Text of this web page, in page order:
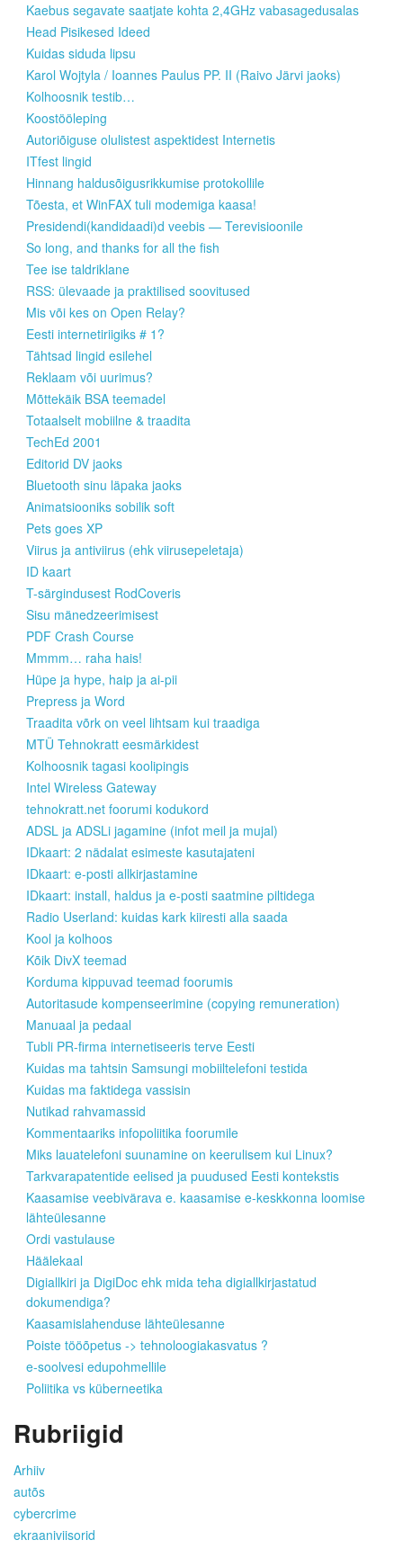
Kaebus segavate saatjate kohta 2,4GHz vabasagedusalas
Head Pisikesed Ideed
Kuidas siduda lipsu
Karol Wojtyla / Ioannes Paulus PP. II (Raivo Järvi jaoks)
Kolhoosnik testib…
Koostööleping
Autoriõiguse olulistest aspektidest Internetis
ITfest lingid
Hinnang haldusõigusrikkumise protokollile
Tõesta, et WinFAX tuli modemiga kaasa!
Presidendi(kandidaadi)d veebis — Terevisioonile
So long, and thanks for all the fish
Tee ise taldriklane
RSS: ülevaade ja praktilised soovitused
Mis või kes on Open Relay?
Eesti internetiriigiks # 1?
Tähtsad lingid esilehel
Reklaam või uurimus?
Mõttekäik BSA teemadel
Totaalselt mobiilne & traadita
TechEd 2001
Editorid DV jaoks
Bluetooth sinu läpaka jaoks
Animatsiooniks sobilik soft
Pets goes XP
Viirus ja antiviirus (ehk viirusepeletaja)
ID kaart
T-särgindusest RodCoveris
Sisu mänedzeerimisest
PDF Crash Course
Mmmm… raha hais!
Hüpe ja hype, haip ja ai-pii
Prepress ja Word
Traadita võrk on veel lihtsam kui traadiga
MTÜ Tehnokratt eesmärkidest
Kolhoosnik tagasi koolipingis
Intel Wireless Gateway
tehnokratt.net foorumi kodukord
ADSL ja ADSLi jagamine (infot meil ja mujal)
IDkaart: 2 nädalat esimeste kasutajateni
IDkaart: e-posti allkirjastamine
IDkaart: install, haldus ja e-posti saatmine piltidega
Radio Userland: kuidas kark kiiresti alla saada
Kool ja kolhoos
Kõik DivX teemad
Korduma kippuvad teemad foorumis
Autoritasude kompenseerimine (copying remuneration)
Manuaal ja pedaal
Tubli PR-firma internetiseeris terve Eesti
Kuidas ma tahtsin Samsungi mobiiltelefoni testida
Kuidas ma faktidega vassisin
Nutikad rahvamassid
Kommentaariks infopoliitika foorumile
Miks lauatelefoni suunamine on keerulisem kui Linux?
Tarkvarapatentide eelised ja puudused Eesti kontekstis
Kaasamise veebivärava e. kaasamise e-keskkonna loomise
lähteülesanne
Ordi vastulause
Häälekaal
Digiallkiri ja DigiDoc ehk mida teha digiallkirjastatud
dokumendiga?
Kaasamislahenduse lähteülesanne
Poiste tööõpetus -> tehnoloogiakasvatus ?
e-soolvesi edupohmellile
Poliitika vs küberneetika
Rubriigid
Arhiiv
autõs
cybercrime
ekraaniviisorid